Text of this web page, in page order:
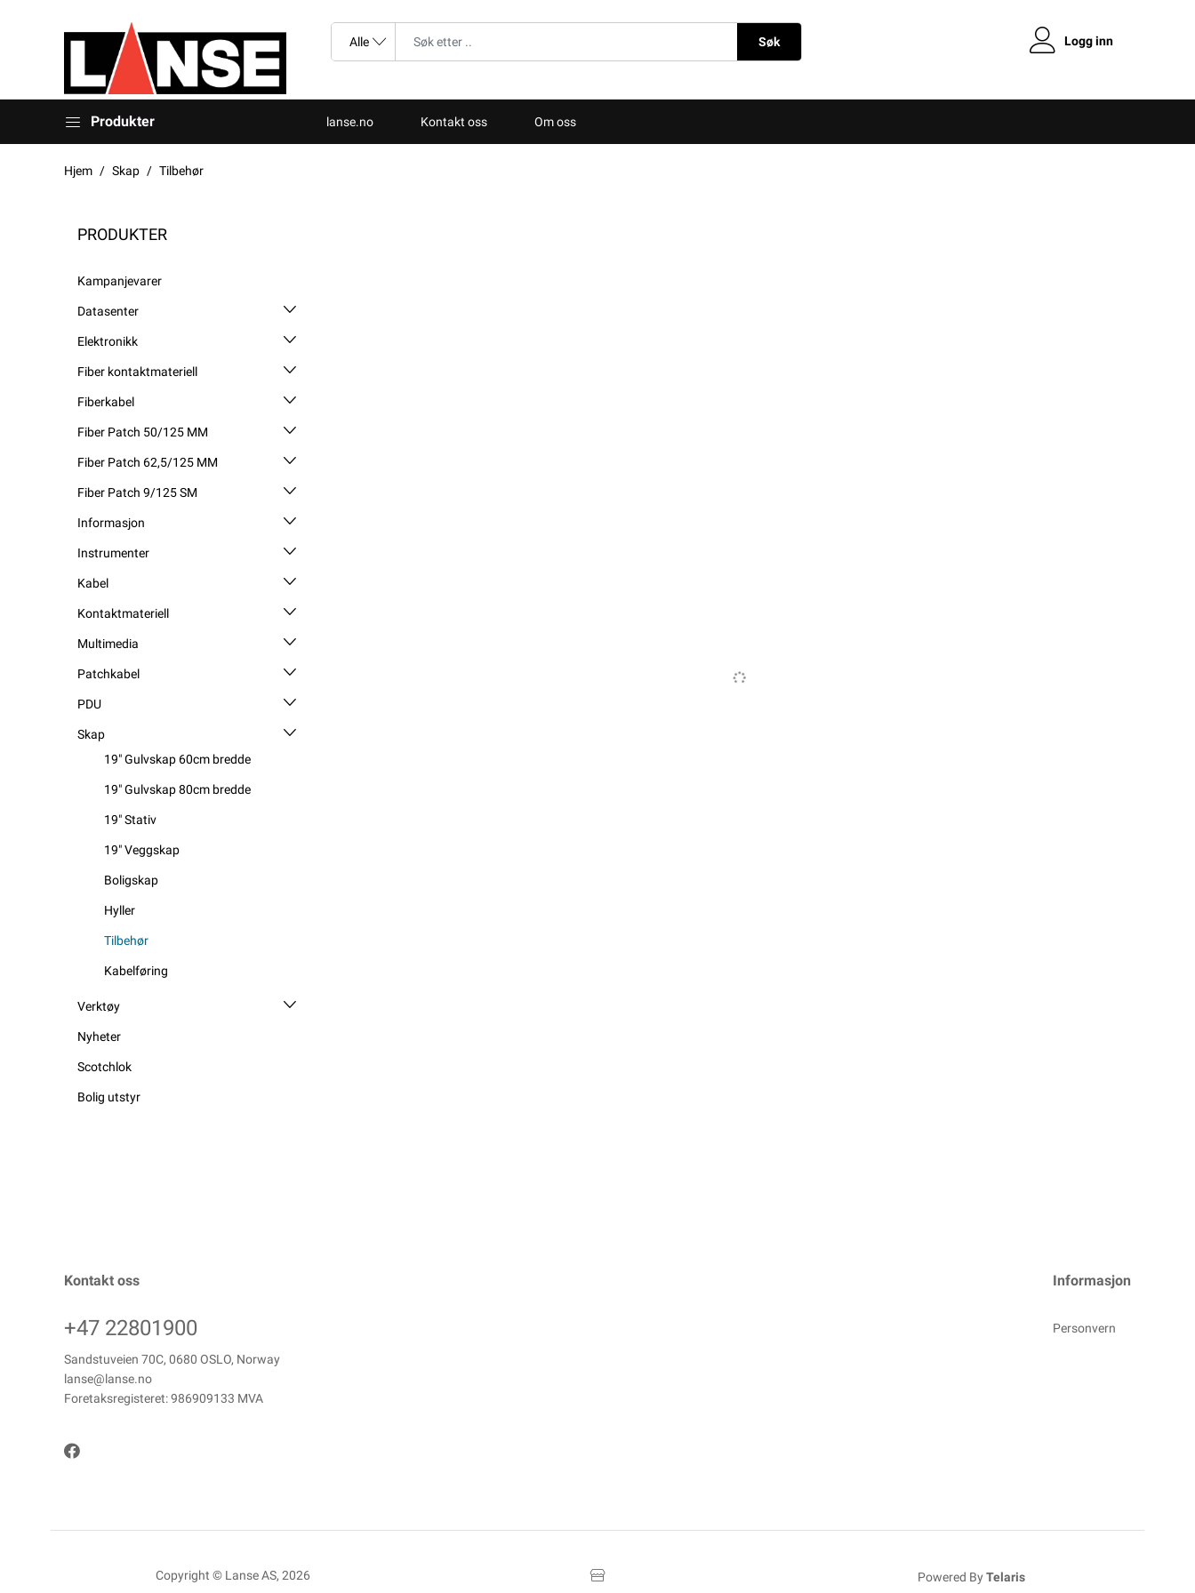
Søk Logg inn
Produkter lanse.no Kontakt oss Om oss
Hjem Skap Tilbehør
PRODUKTER
Kampanjevarer
Datasenter
Elektronikk
Fiber kontaktmateriell
Fiberkabel
Fiber Patch 50/125 MM
Fiber Patch 62,5/125 MM
Fiber Patch 9/125 SM
Informasjon
Instrumenter
Kabel
Kontaktmateriell
Multimedia
Patchkabel
PDU
Skap
19" Gulvskap 60cm bredde
19" Gulvskap 80cm bredde
19" Stativ
19" Veggskap
Boligskap
Hyller
Tilbehør
Kabelføring
Verktøy
Nyheter
Scotchlok
Bolig utstyr
Kontakt oss
+47 22801900
Sandstuveien 70C, 0680 OSLO, Norway
lanse@lanse.no
Foretaksregisteret: 986909133 MVA
Informasjon
Personvern
Copyright © Lanse AS, 2026 Powered By Telaris